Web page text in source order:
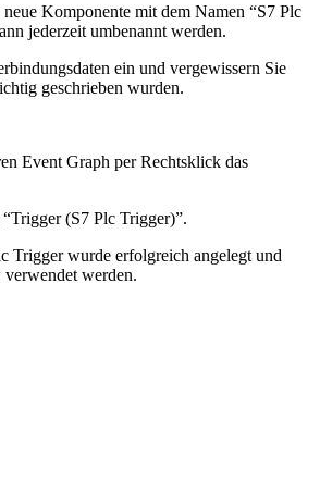
neue Komponente mit dem Namen “S7 Plc
jederzeit umbenannt werden.
ein und vergewissern Sie
geschrieben wurden.
Event Graph per Rechtsklick das
(S7 Plc Trigger)”.
Trigger wurde erfolgreich angelegt und
werden.